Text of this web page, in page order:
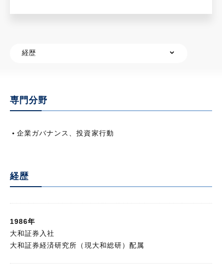
専門分野
企業ガバナンス、投資家行動
経歴
1986年
大和証券入社
大和証券経済研究所（現大和総研）配属
経歴
経歴
その他